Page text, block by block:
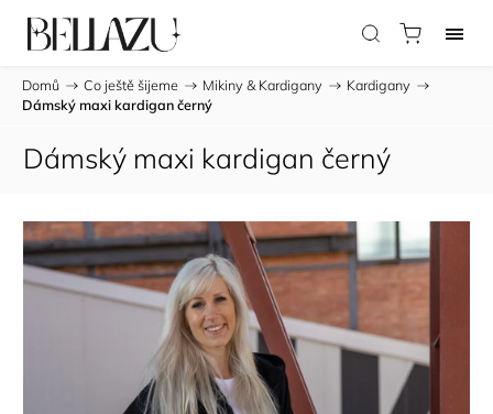
Domů / Co ještě šijeme / Mikiny & Kardigany / Kardigany /
Dámský maxi kardigan černý
Dámský maxi kardigan černý